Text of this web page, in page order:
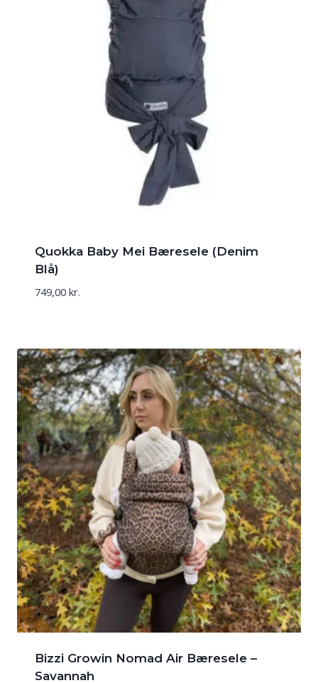
Quokka Baby Mei Bæresele (Denim
Blå)
749,00 kr.
Bizzi Growin Nomad Air Bæresele –
Savannah